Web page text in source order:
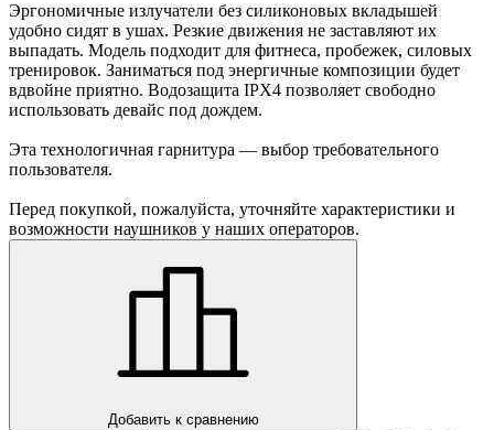
Эргономичные излучатели без силиконовых вкладышей
удобно сидят в ушах. Резкие движения не заставляют их
выпадать. Модель подходит для фитнеса, пробежек, силовых
тренировок. Заниматься под энергичные композиции будет
вдвойне приятно. Водозащита IPX4 позволяет свободно
использовать девайс под дождем.
Эта технологичная гарнитура — выбор требовательного
пользователя.
Перед покупкой, пожалуйста, уточняйте характеристики и
возможности наушников у наших операторов.
Добавить к сравнению